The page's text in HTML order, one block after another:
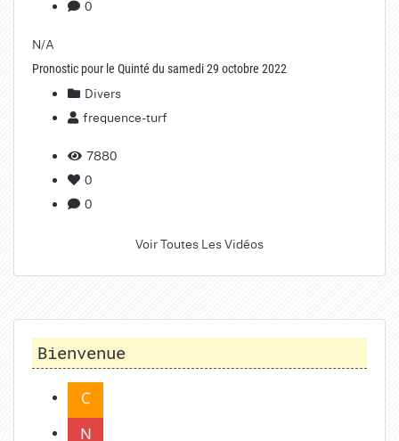
0
N/A
Pronostic pour le Quinté du samedi 29 octobre 2022
Divers
frequence-turf
7880
0
0
Voir Toutes Les Vidéos
Bienvenue